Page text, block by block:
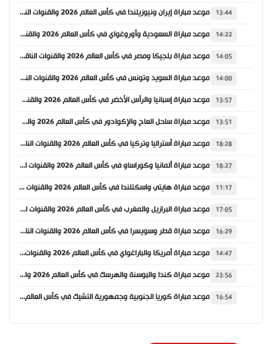
13:44 موعد مباراة إيران ونيوزيلندا في كأس العالم 2026 والقنوات الناقلة
14:22 موعد مباراة السعودية وأوروغواي في كأس العالم 2026 والقنوات الناقلة
14:05 موعد مباراة بلجيكا ومصر في كأس العالم 2026 والقنوات الناقلة
14:00 موعد مباراة السويد وتونس في كأس العالم 2026 والقنوات الناقلة
13:57 موعد مباراة إسبانيا والرأس الأخضر في كأس العالم 2026 والقنوات الناقلة
13:51 موعد مباراة ساحل العاج والإكوادور في كأس العالم 2026 والقنوات الناقلة
18:28 موعد مباراة أستراليا وتركيا في كأس العالم 2026 والقنوات الناقلة
18:27 موعد مباراة ألمانيا وكوراساو في كأس العالم 2026 والقنوات الناقلة
11:17 موعد مباراة هايتي واسكتلندا في كأس العالم 2026 والقنوات الناقلة
17:05 موعد مباراة البرازيل والمغرب في كأس العالم 2026 والقنوات الناقلة
16:29 موعد مباراة قطر وسويسرا في كأس العالم 2026 والقنوات الناقلة
14:47 موعد مباراة أمريكا والباراغواي في كأس العالم 2026 والقنوات الناقلة
23:56 موعد مباراة كندا والبوسنة والهرسك في كأس العالم 2026 والقنوات الناقلة
16:54 موعد مباراة كوريا الجنوبية وجمهورية التشيك في كأس العالم 2026 والقنوات الناقلة